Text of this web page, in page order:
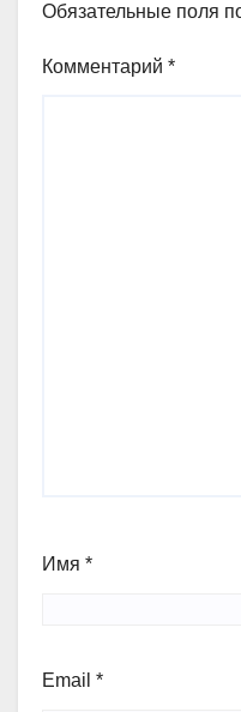
Обязательные поля
Комментарий *
Имя *
Email *